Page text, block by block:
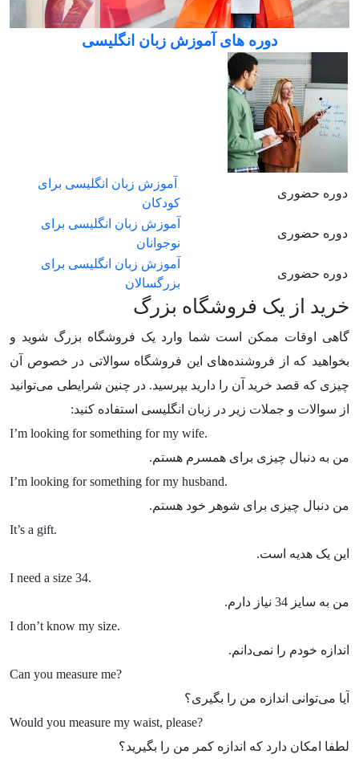
دوره های آموزش زبان انگلیسی
دوره حضوری
آموزش زبان انگلیسی برای
کودکان
دوره حضوری
آموزش زبان انگلیسی برای
نوجوانان
دوره حضوری
آموزش زبان انگلیسی برای
بزرگسالان
خرید از یک فروشگاه بزرگ
گاهی اوقات ممکن است شما وارد یک فروشگاه بزرگ شوید و
بخواهید که از فروشنده‌های این فروشگاه سوالاتی در خصوص آن
چیزی که قصد خرید آن را دارید بپرسید. در چنین شرایطی می‌توانید
از سوالات و جملات زیر در زبان انگلیسی استفاده کنید:
I’m looking for something for my wife.
من به دنبال چیزی برای همسرم هستم.
I’m looking for something for my husband.
من دنبال چیزی برای شوهر خود هستم.
It’s a gift.
این یک هدیه است.
I need a size 34.
من به سایز 34 نیاز دارم.
I don’t know my size.
اندازه خودم را نمی‌دانم.
Can you measure me?
آیا می‌توانی اندازه من را بگیری؟
Would you measure my waist, please?
لطفا امکان دارد که اندازه کمر من را بگیرید؟